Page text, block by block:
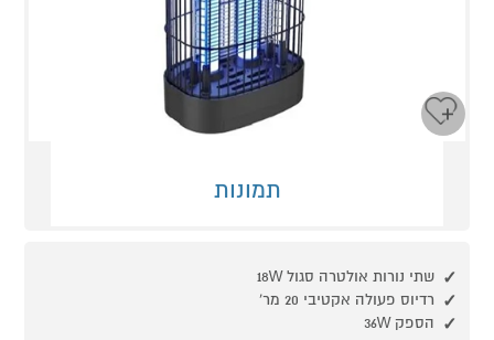
תמונות
שתי נורות אולטרה סגול 18W
רדיוס פעולה אקטיבי 20 מר'
הספק 36W